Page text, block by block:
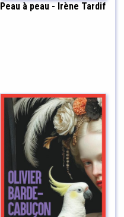
Peau à peau - Irène Tardif